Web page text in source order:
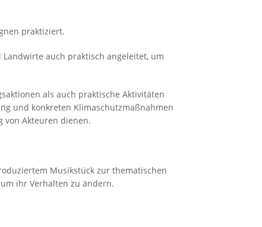
praktiziert.
auch praktisch angeleitet, um
als auch praktische Aktivitäten
und konkreten Klimaschutzmaßnahmen
von Akteuren dienen.
Musikstück zur thematischen
ihr Verhalten zu ändern.